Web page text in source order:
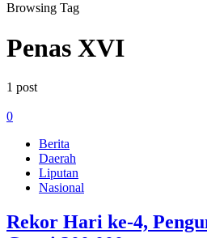
Browsing Tag
Penas XVI
1 post
0
Berita
Daerah
Liputan
Nasional
Rekor Hari ke-4,